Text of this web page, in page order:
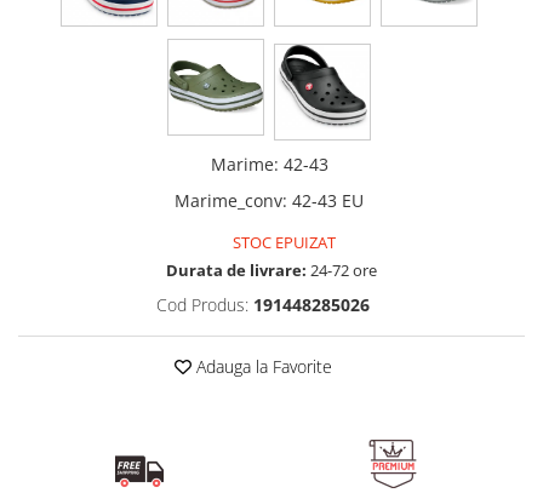
Marime: 42-43
Marime_conv: 42-43 EU
STOC EPUIZAT
Durata de livrare: 24-72 ore
Cod Produs: 191448285026
Adauga la Favorite